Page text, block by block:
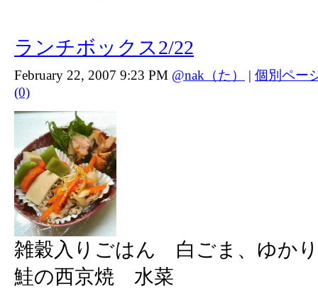
ランチボックス2/22
February 22, 2007 9:23 PM @nak（た） | 個別ペー
(0)
雑穀入りごはん 白ごま、ゆかり
鮭の西京焼 水菜